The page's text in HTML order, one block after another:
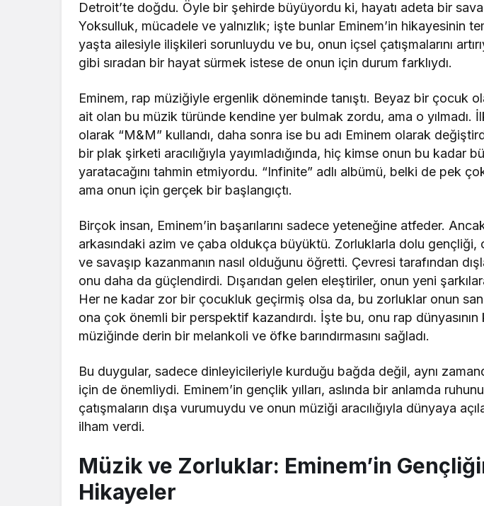
Detroit’te doğdu. Öyle bir şehirde büyüyordu ki, hayatı adeta bir
Yoksulluk, mücadele ve yalnızlık; işte bunlar Eminem’in hikayesinin
yaşta ailesiyle ilişkileri sorunluydu ve bu, onun içsel çatışmalarını
gibi sıradan bir hayat sürmek istese de onun için durum farklıydı.
Eminem, rap müziğiyle ergenlik döneminde tanıştı. Beyaz bir çocuk
ait olan bu müzik türünde kendine yer bulmak zordu, ama o yılmadı.
olarak “M&M” kullandı, daha sonra ise bu adı Eminem olarak
bir plak şirketi aracılığıyla yayımladığında, hiç kimse onun bu kadar
yaratacağını tahmin etmiyordu. “Infinite” adlı albümü, belki de pek
ama onun için gerçek bir başlangıçtı.
Birçok insan, Eminem’in başarılarını sadece yeteneğine atfeder.
arkasındaki azim ve çaba oldukça büyüktü. Zorluklarla dolu gençliği,
ve savaşıp kazanmanın nasıl olduğunu öğretti. Çevresi tarafından
onu daha da güçlendirdi. Dışarıdan gelen eleştiriler, onun yeni
Her ne kadar zor bir çocukluk geçirmiş olsa da, bu zorluklar onun
ona çok önemli bir perspektif kazandırdı. İşte bu, onu rap
müziğinde derin bir melankoli ve öfke barındırmasını sağladı.
Bu duygular, sadece dinleyicileriyle kurduğu bağda değil, aynı
için de önemliydi. Eminem’in gençlik yılları, aslında bir anlamda
çatışmaların dışa vurumuydu ve onun müziği aracılığıyla dünyaya
ilham verdi.
Müzik ve Zorluklar: Eminem’in
Hikayeler